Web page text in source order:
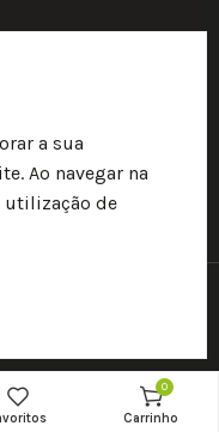
Effects and
0
Carrinho
a sua
Ao navegar na
utilização de